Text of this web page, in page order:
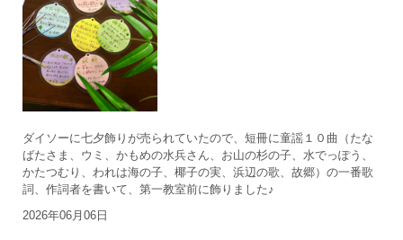
ダイソーに七夕飾りが売られていたので、短冊に童謡１０曲（たな
ばたさま、ウミ、かもめの水兵さん、お山の杉の子、水でっぽう、
かたつむり、われは海の子、椰子の実、浜辺の歌、故郷）の一番歌
詞、作詞者を書いて、第一教室前に飾りました♪
2026年06月06日